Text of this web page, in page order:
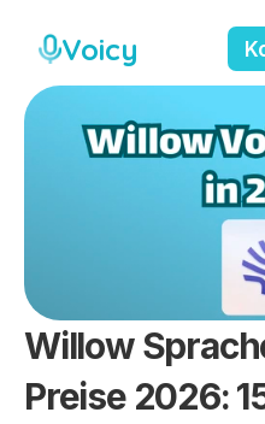
Voicy
Willow
Preise 2026: